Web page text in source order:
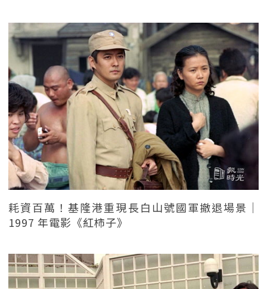
耗資百萬！基隆港重現長白山號國軍撤退場景｜
1997 年電影《紅柿子》